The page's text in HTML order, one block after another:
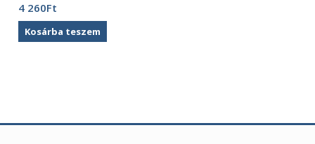
4 260Ft
Kosárba teszem